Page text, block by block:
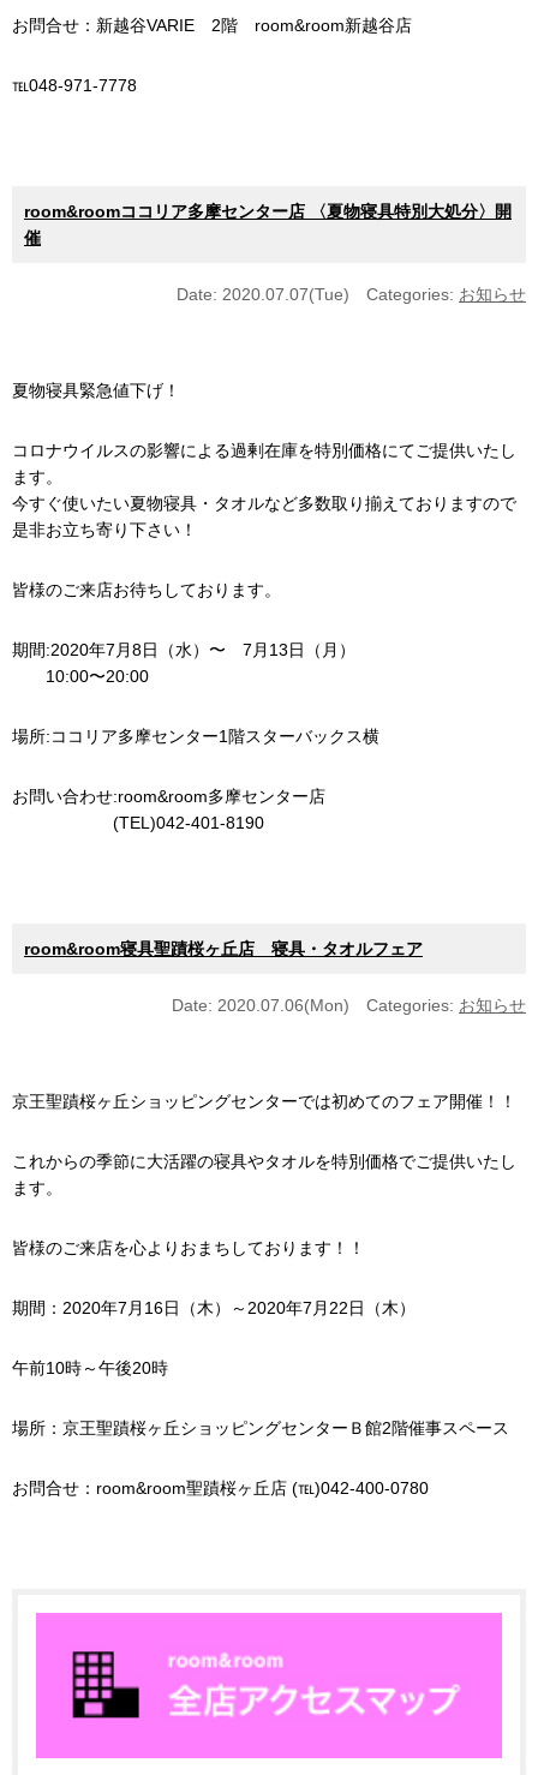
お問合せ：新越谷VARIE 2階 room&room新越谷店
℡048-971-7778
room&roomココリア多摩センター店 〈夏物寝具特別大処分〉開
催
Date: 2020.07.07(Tue) Categories: お知らせ
夏物寝具緊急値下げ！
コロナウイルスの影響による過剰在庫を特別価格にてご提供いたし
ます。
今すぐ使いたい夏物寝具・タオルなど多数取り揃えておりますので
是非お立ち寄り下さい！
皆様のご来店お待ちしております。
期間:2020年7月8日（水）〜 7月13日（月）
10:00〜20:00
場所:ココリア多摩センター1階スターバックス横
お問い合わせ:room&room多摩センター店
(TEL)042-401-8190
room&room寝具聖蹟桜ヶ丘店 寝具・タオルフェア
Date: 2020.07.06(Mon) Categories: お知らせ
京王聖蹟桜ヶ丘ショッピングセンターでは初めてのフェア開催！！
これからの季節に大活躍の寝具やタオルを特別価格でご提供いたし
ます。
皆様のご来店を心よりおまちしております！！
期間：2020年7月16日（木）～2020年7月22日（木）
午前10時～午後20時
場所：京王聖蹟桜ヶ丘ショッピングセンターＢ館2階催事スペース
お問合せ：room&room聖蹟桜ヶ丘店 (℡)042-400-0780